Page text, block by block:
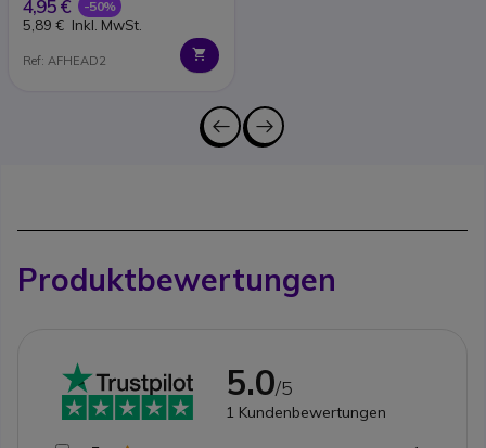
4,95 € -50%
5,89 € Inkl. MwSt.
Ref: AFHEAD2
Produktbewertungen
5.0/5
1 Kundenbewertungen